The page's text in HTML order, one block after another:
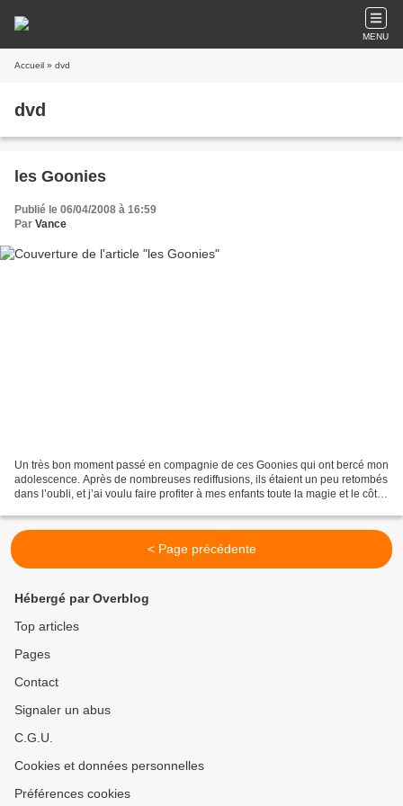
MENU
Accueil » dvd
dvd
les Goonies
Publié le 06/04/2008 à 16:59
Par Vance
Un très bon moment passé en compagnie de ces Goonies qui ont bercé mon
adolescence. Après de nombreuses rediffusions, ils étaient un peu retombés
dans l’oubli, et j’ai voulu faire profiter à mes enfants toute la magie et le côté
< Page précédente
Hébergé par Overblog
Top articles
Pages
Contact
Signaler un abus
C.G.U.
Cookies et données personnelles
Préférences cookies